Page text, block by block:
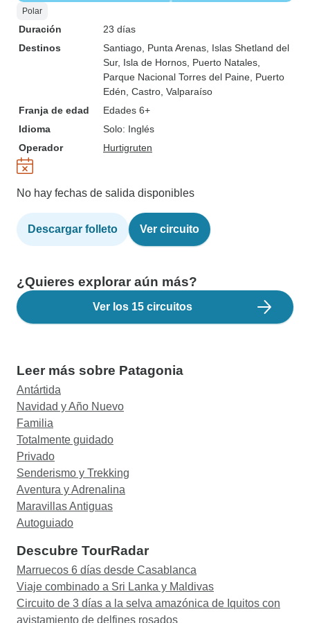
Polar
Duración
23 días
Destinos
Santiago , Punta Arenas , Islas Shetland del
Sur, Isla de Hornos , Puerto Natales
Parque Nacional Torres del Paine , Puerto
Edén , Castro , Valparaíso
Franja de edad
Edades 6+
Idioma
Solo: Inglés
Operador
Hurtigruten
No hay fechas de salida disponibles
Descargar folleto Ver circuito
¿Quieres explorar aún más?
Ver los 15 circuitos
Leer más sobre Patagonia
Antártida
Navidad y Año Nuevo
Familia
Totalmente guidado
Privado
Senderismo y Trekking
Aventura y Adrenalina
Maravillas Antiguas
Autoguiado
Descubre TourRadar
Marruecos 6 días desde Casablanca
Viaje combinado a Sri Lanka y Maldivas
Circuito de 3 días a la selva amazónica de Iquitos con
avistamiento de delfines rosados